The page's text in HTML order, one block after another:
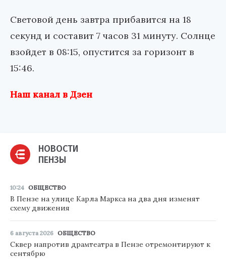
Световой день завтра прибавится на 18
секунд и составит 7 часов 31 минуту. Солнце
взойдет в 08:15, опустится за горизонт в
15:46.
Наш канал в Дзен
НОВОСТИ
ПЕНЗЫ
10:24 ОБЩЕСТВО
В Пензе на улице Карла Маркса на два дня изменят
схему движения
6 августа 2026 ОБЩЕСТВО
Сквер напротив драмтеатра в Пензе отремонтируют к
сентябрю